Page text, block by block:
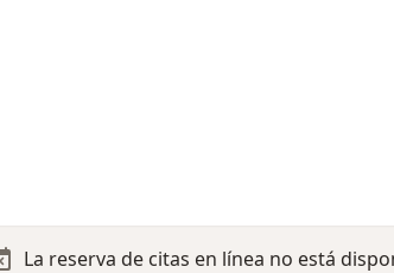
La reserva de citas en línea no está